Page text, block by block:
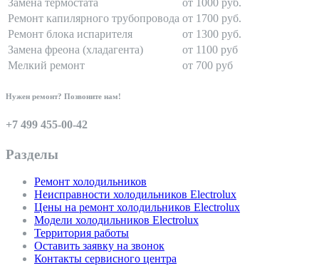
Замена термостата
от 1000 руб.
Ремонт капилярного трубопровода от 1700 руб.
Ремонт блока испарителя
от 1300 руб.
Замена фреона (хладагента)
от 1100 руб
Мелкий ремонт
от 700 руб
Нужен ремонт? Позвоните нам!
+7 499 455-00-42
Разделы
Ремонт холодильников
Неисправности холодильников Electrolux
Цены на ремонт холодильников Electrolux
Модели холодильников Electrolux
Территория работы
Оставить заявку на звонок
Контакты сервисного центра